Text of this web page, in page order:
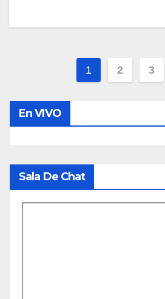
Paginación
entradas
1 2 3
En VIVO
Sala De Chat